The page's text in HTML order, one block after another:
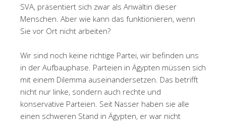
SVA, präsentiert sich zwar als Anwältin dieser
Menschen. Aber wie kann das funktionieren, wenn
Sie vor Ort nicht arbeiten?
Wir sind noch keine richtige Partei, wir befinden uns
in der Aufbauphase. Parteien in Ägypten müssen sich
mit einem Dilemma auseinandersetzen. Das betrifft
nicht nur linke, sondern auch rechte und
konservative Parteien. Seit Nasser haben sie alle
einen schweren Stand in Ägypten, er war nicht